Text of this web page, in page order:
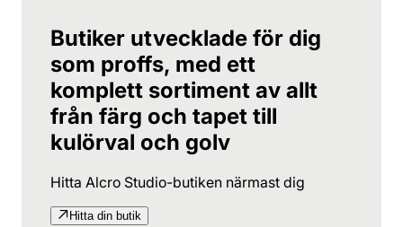
Butiker utvecklade för dig
som proffs, med ett
komplett sortiment av allt
från färg och tapet till
kulörval och golv
Hitta Alcro Studio-butiken närmast dig
Hitta din butik